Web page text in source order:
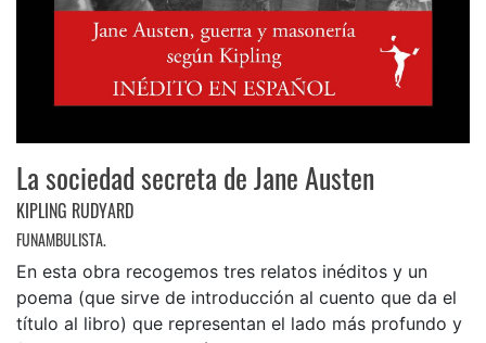
La sociedad secreta de Jane Austen
KIPLING RUDYARD
FUNAMBULISTA.
En esta obra recogemos tres relatos inéditos y un
poema (que sirve de introducción al cuento que da el
título al libro) que representan el lado más profundo y